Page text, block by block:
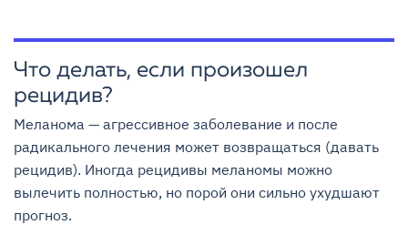
Что делать, если произошел
рецидив?
Меланома — агрессивное заболевание и после
радикального лечения может возвращаться (давать
рецидив). Иногда рецидивы меланомы можно
вылечить полностью, но порой они сильно ухудшают
прогноз.